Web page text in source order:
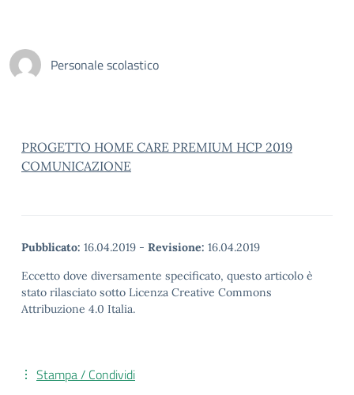
Personale scolastico
PROGETTO HOME CARE PREMIUM HCP 2019
COMUNICAZIONE
Pubblicato: 16.04.2019 - Revisione: 16.04.2019
Eccetto dove diversamente specificato, questo articolo è
stato rilasciato sotto Licenza Creative Commons
Attribuzione 4.0 Italia.
Stampa / Condividi